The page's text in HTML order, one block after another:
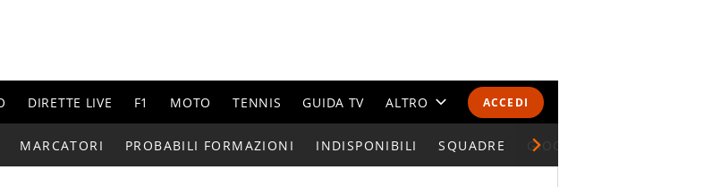
ACCEDI
DIRETTE LIVE F1 MOTO TENNIS GUIDA TV ALTRO
CALENDARI E CLASSIFICHE
MARCATORI PROBABILI FORMAZIONI INDISPONIBILI SQUADRE GIOCATORI SERIE A